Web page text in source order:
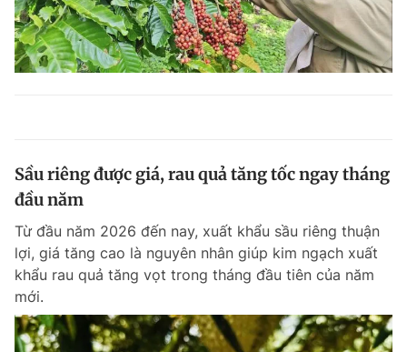
Sầu riêng được giá, rau quả tăng tốc ngay tháng
đầu năm
Từ đầu năm 2026 đến nay, xuất khẩu sầu riêng thuận
lợi, giá tăng cao là nguyên nhân giúp kim ngạch xuất
khẩu rau quả tăng vọt trong tháng đầu tiên của năm
mới.